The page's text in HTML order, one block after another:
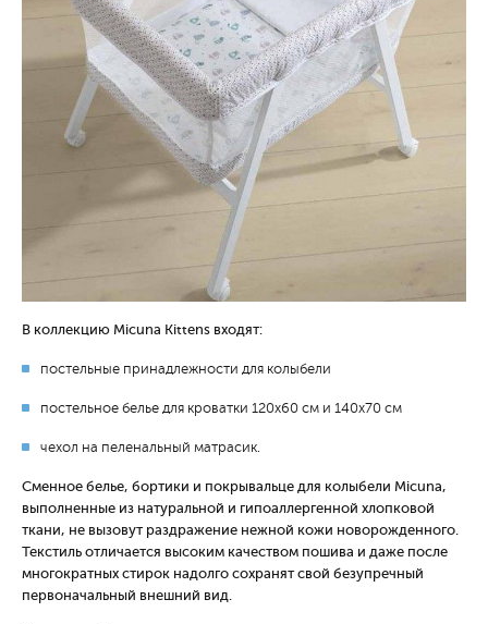
В коллекцию Micuna Kittens входят:
постельные принадлежности для колыбели
постельное белье для кроватки 120х60 см и 140х70 см
чехол на пеленальный матрасик.
Сменное белье, бортики и покрывальце для колыбели Micuna,
выполненные из натуральной и гипоаллергенной хлопковой
ткани, не вызовут раздражение нежной кожи новорожденного.
Текстиль отличается высоким качеством пошива и даже после
многократных стирок надолго сохранят свой безупречный
первоначальный внешний вид.